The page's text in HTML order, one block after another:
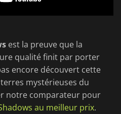
est la preuve que la
qualité finit par porter
encore découvert cette
mystérieuses du
notre comparateur pour
au meilleur prix.